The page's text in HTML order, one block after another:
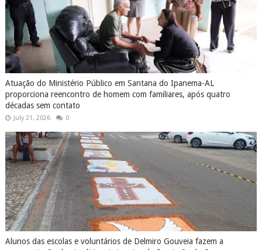
Atuação do Ministério Público em Santana do Ipanema-AL
proporciona reencontro de homem com familiares, após quatro
décadas sem contato
July 21, 2026 0
Alunos das escolas e voluntários de Delmiro Gouveia fazem a